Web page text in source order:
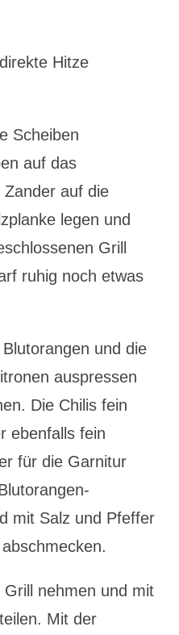
Hitze
Scheiben
auf das
auf die
legen und
Grill
ruhig noch etwas
und die
auspressen
Die Chilis fein
ebenfalls fein
für die Garnitur
mit Salz und Pfeffer
nehmen und mit
Mit der